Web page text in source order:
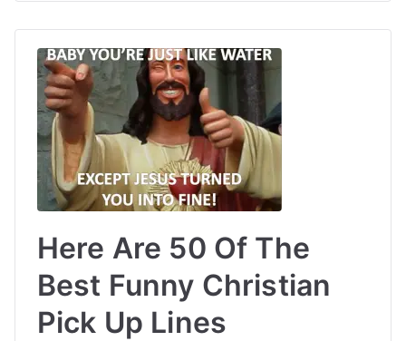
Here Are 50 Of The
Best Funny Christian
Pick Up Lines